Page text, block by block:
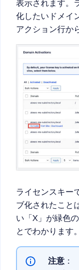
表示されます。
化したいドメイ
アクション行か
ライセンスキー
ブ化されたこと
い「X」が緑色
とでわかります。
注意 ：